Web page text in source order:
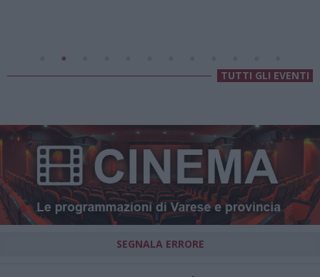
TUTTI GLI EVENTI
SEGNALA ERRORE